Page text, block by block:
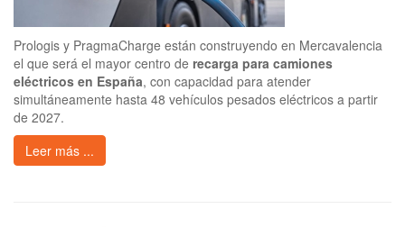
Prologis y PragmaCharge están construyendo en Mercavalencia
el que será el mayor centro de recarga para camiones
eléctricos en España, con capacidad para atender
simultáneamente hasta 48 vehículos pesados eléctricos a partir
de 2027.
Leer más ...